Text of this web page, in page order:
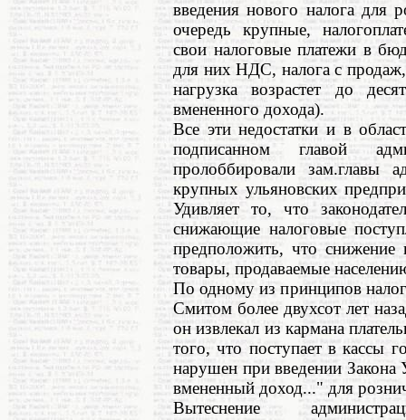
введения нового налога для
очередь крупные,
свои налоговые платежи в
для них НДС, налога с
нагрузка возрастет до
вмененного дохода).
Все эти недостатки и в
подписанном главой
пролоббировали зам.главы
крупных ульяновских
Удивляет то, что
снижающие налоговые
предположить, что
товары, продаваемые
По одному из принципов
Смитом более двухсот лет
он извлекал из кармана
того, что поступает в кассы
нарушен при введении Закона
вмененный доход..." для
Вытеснение